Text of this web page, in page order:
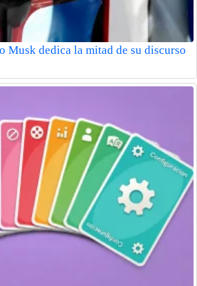
Musk dedica la mitad de su discurso